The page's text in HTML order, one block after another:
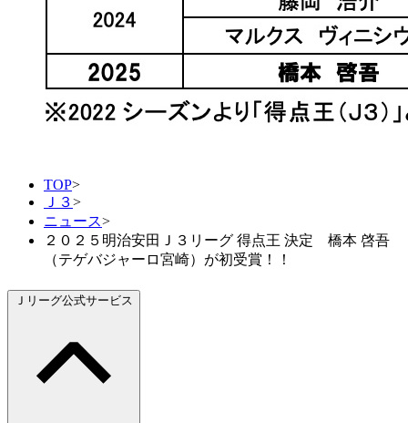
TOP>
Ｊ３>
ニュース>
２０２５明治安田Ｊ３リーグ 得点王 決定 橋本 啓吾
（テゲバジャーロ宮崎）が初受賞！！
Ｊリーグ公式サービス